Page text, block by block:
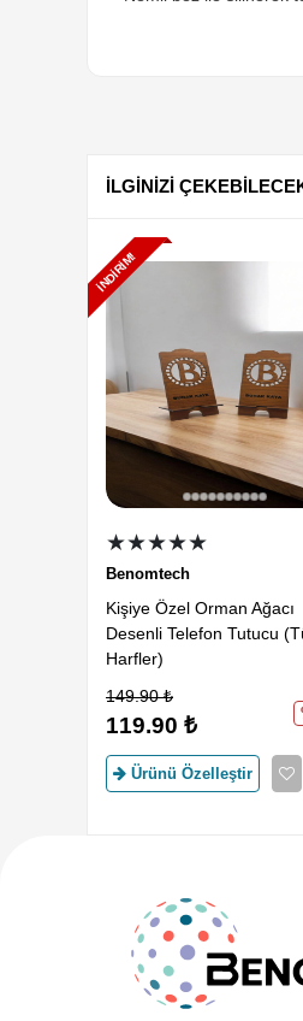
İLGİNİZİ
İNDIRIM!
★★★★★
Benomtech
Kişiye Özel Orman Ağacı
Desenli Telefon Tutucu
Harfler)
149.90₺
119.90 ₺
Ürünü Özelleştir